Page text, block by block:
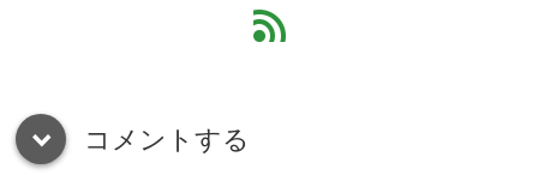
feed
down コメントする